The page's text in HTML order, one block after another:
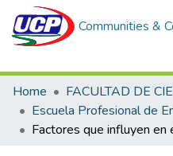
Communities &
Home